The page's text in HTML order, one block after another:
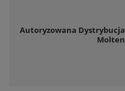
Autoryzowana Dystrybucja
Molten